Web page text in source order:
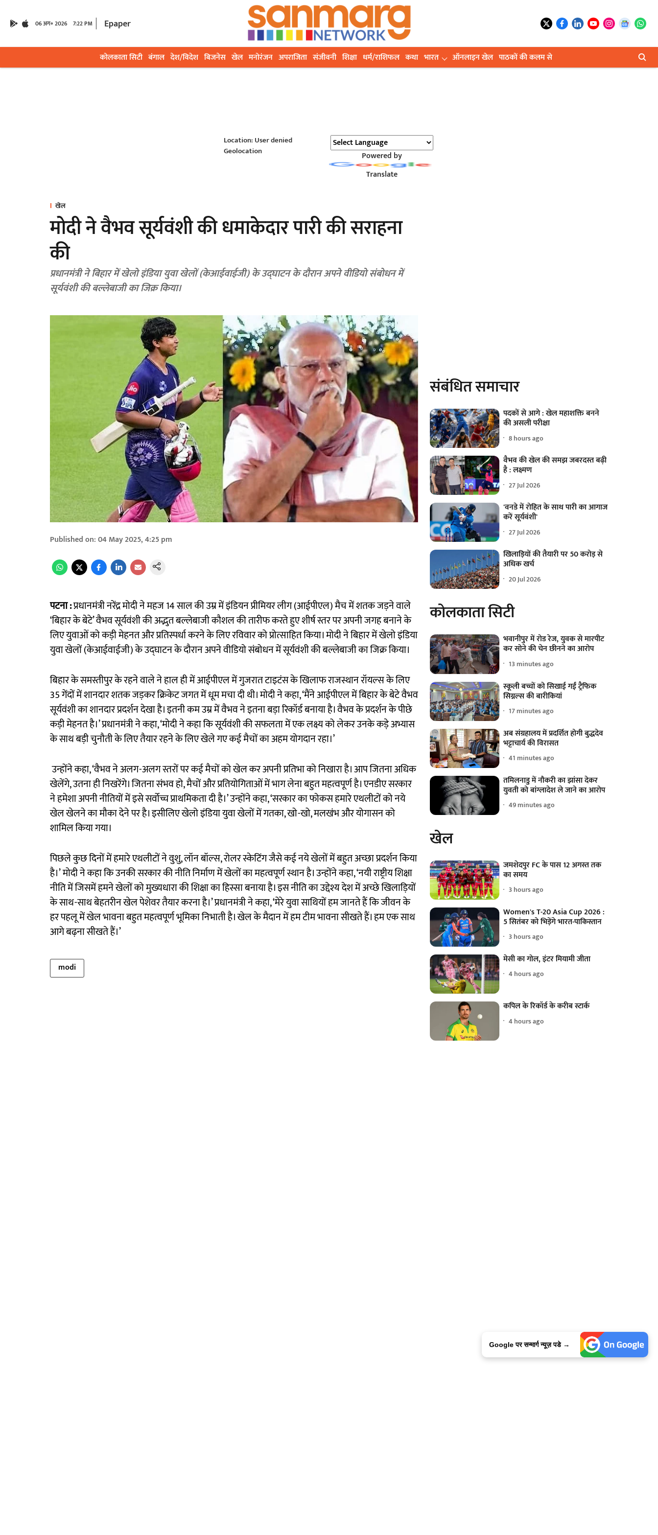
06 अग॰ 2026 7:22 PM Epaper
कोलकाता सिटी बंगाल देश/विदेश बिजनेस खेल मनोरंजन अपराजिता संजीवनी शिक्षा धर्म/राशिफल कथा भारत ऑनलाइन खेल पाठकों की कलम से
Location: User denied
Geolocation
Powered by
Translate
खेल
मोदी ने वैभव सूर्यवंशी की धमाकेदार पारी की सराहना
की
प्रधानमंत्री ने बिहार में खेलो इंडिया युवा खेलों (केआईवाईजी) के उद्घाटन के दौरान अपने वीडियो संबोधन में
सूर्यवंशी की बल्लेबाजी का जिक्र किया।
Published on:04 May 2025, 4:25 pm
पटना :प्रधानमंत्री नरेंद्र मोदी ने महज 14 साल की उम्र में इंडियन प्रीमियर लीग (आईपीएल) मैच में शतक जड़ने वाले
‘बिहार के बेटे’ वैभव सूर्यवंशी की अद्भुत बल्लेबाजी कौशल की तारीफ करते हुए शीर्ष स्तर पर अपनी जगह बनाने के
लिए युवाओं को कड़ी मेहनत और प्रतिस्पर्धा करने के लिए रविवार को प्रोत्साहित किया। मोदी ने बिहार में खेलो इंडिया
युवा खेलों (केआईवाईजी) के उद्घाटन के दौरान अपने वीडियो संबोधन में सूर्यवंशी की बल्लेबाजी का जिक्र किया।
बिहार के समस्तीपुर के रहने वाले ने हाल ही में आईपीएल में गुजरात टाइटंस के खिलाफ राजस्थान रॉयल्स के लिए
35 गेंदों में शानदार शतक जड़कर क्रिकेट जगत में धूम मचा दी थी। मोदी ने कहा, ‘मैंने आईपीएल में बिहार के बेटे वैभव
सूर्यवंशी का शानदार प्रदर्शन देखा है। इतनी कम उम्र में वैभव ने इतना बड़ा रिकॉर्ड बनाया है। वैभव के प्रदर्शन के पीछे
कड़ी मेहनत है।’ प्रधानमंत्री ने कहा, ‘मोदी ने कहा कि सूर्यवंशी की सफलता में एक लक्ष्य को लेकर उनके कड़े अभ्यास
के साथ बड़ी चुनौती के लिए तैयार रहने के लिए खेले गए कई मैचों का अहम योगदान रहा।’
उन्होंने कहा, ‘वैभव ने अलग-अलग स्तरों पर कई मैचों को खेल कर अपनी प्रतिभा को निखारा है। आप जितना अधिक
खेलेंगे, उतना ही निखरेंगे। जितना संभव हो, मैचों और प्रतियोगिताओं में भाग लेना बहुत महत्वपूर्ण है। एनडीए सरकार
ने हमेशा अपनी नीतियों में इसे सर्वोच्च प्राथमिकता दी है।’ उन्होंने कहा, ‘सरकार का फोकस हमारे एथलीटों को नये
खेल खेलने का मौका देने पर है। इसीलिए खेलो इंडिया युवा खेलों में गतका, खो-खो, मलखंभ और योगासन को
शामिल किया गया।
पिछले कुछ दिनों में हमारे एथलीटों ने वुशु, लॉन बॉल्स, रोलर स्केटिंग जैसे कई नये खेलों में बहुत अच्छा प्रदर्शन किया
है।’ मोदी ने कहा कि उनकी सरकार की नीति निर्माण में खेलों का महत्वपूर्ण स्थान है। उन्होंने कहा, ‘नयी राष्ट्रीय शिक्षा
नीति में जिसमें हमने खेलों को मुख्यधारा की शिक्षा का हिस्सा बनाया है। इस नीति का उद्देश्य देश में अच्छे खिलाड़ियों
के साथ-साथ बेहतरीन खेल पेशेवर तैयार करना है।’ प्रधानमंत्री ने कहा, ‘मेरे युवा साथियों हम जानते हैं कि जीवन के
हर पहलू में खेल भावना बहुत महत्वपूर्ण भूमिका निभाती है। खेल के मैदान में हम टीम भावना सीखते हैं। हम एक साथ
आगे बढ़ना सीखते हैं।’
modi
संबंधित समाचार
पदकों से आगे : खेल महाशक्ति बनने
की असली परीक्षा
8 hours ago
वैभव की खेल की समझ जबरदस्त बढ़ी
है : लक्ष्मण
27 Jul 2026
'वनडे में रोहित के साथ पारी का आगाज
करें सूर्यवंशी'
27 Jul 2026
खिलाड़ियों की तैयारी पर 50 करोड़ से
अधिक खर्च
20 Jul 2026
कोलकाता सिटी
भवानीपुर में रोड रेज, युवक से मारपीट
कर सोने की चेन छीनने का आरोप
13 minutes ago
स्कूली बच्चों को सिखाई गईं ट्रैफिक
सिग्नल्स की बारीकियां
17 minutes ago
अब संग्रहालय में प्रदर्शित होगी बुद्धदेव
भट्टाचार्य की विरासत
41 minutes ago
तमिलनाडु में नौकरी का झांसा देकर
युवती को बांग्लादेश ले जाने का आरोप
49 minutes ago
खेल
जमशेदपुर FC के पास 12 अगस्त तक
का समय
3 hours ago
Women's T-20 Asia Cup 2026 :
5 सितंबर को भिड़ेंगे भारत-पाकिस्तान
3 hours ago
मेसी का गोल, इंटर मियामी जीता
4 hours ago
कपिल के रिकॉर्ड के करीब स्टार्क
4 hours ago
Google पर सन्मार्ग न्यूज़ पडे →